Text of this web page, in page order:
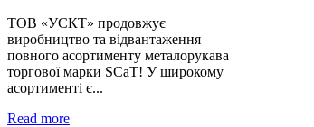
ТОВ «УСКТ» продовжує
виробництво та відвантаження
повного асортименту металорукава
торгової марки SCaT! У широкому
асортименті є...
Read more